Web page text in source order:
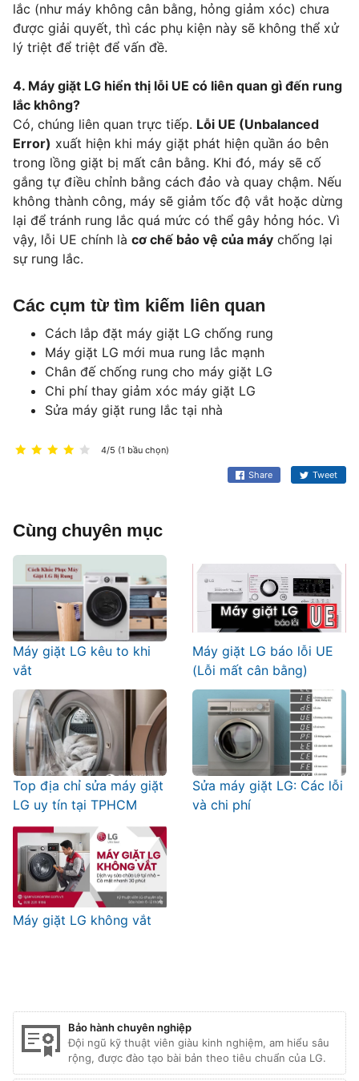
lắc (như máy không cân bằng, hỏng giảm xóc) chưa
được giải quyết, thì các phụ kiện này sẽ không thể xử
lý triệt để triệt để vấn đề.
4. Máy giặt LG hiển thị lỗi UE có liên quan gì đến rung
lắc không?
Có, chúng liên quan trực tiếp. Lỗi UE (Unbalanced
Error) xuất hiện khi máy giặt phát hiện quần áo bên
trong lồng giặt bị mất cân bằng. Khi đó, máy sẽ cố
gắng tự điều chỉnh bằng cách đảo và quay chậm. Nếu
không thành công, máy sẽ giảm tốc độ vắt hoặc dừng
lại để tránh rung lắc quá mức có thể gây hỏng hóc. Vì
vậy, lỗi UE chính là cơ chế bảo vệ của máy chống lại
sự rung lắc.
Các cụm từ tìm kiếm liên quan
Cách lắp đặt máy giặt LG chống rung
Máy giặt LG mới mua rung lắc mạnh
Chân đế chống rung cho máy giặt LG
Chi phí thay giảm xóc máy giặt LG
Sửa máy giặt rung lắc tại nhà
4/5 (1 bầu chọn)
Share Tweet
Cùng chuyên mục
Máy giặt LG kêu to khi
vắt
Máy giặt LG báo lỗi UE
(Lỗi mất cân bằng)
Top địa chỉ sửa máy giặt
LG uy tín tại TPHCM
Sửa máy giặt LG: Các lỗi
và chi phí
Máy giặt LG không vắt
Bảo hành chuyên nghiệp
Đội ngũ kỹ thuật viên giàu kinh nghiệm, am hiểu sâu
rộng, được đào tạo bài bản theo tiêu chuẩn của LG.